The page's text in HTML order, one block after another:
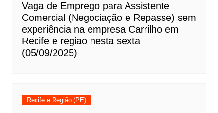
Vaga de Emprego para Assistente
Comercial (Negociação e Repasse) sem
experiência na empresa Carrilho em
Recife e região nesta sexta
(05/09/2025)
Recife e Região (PE)